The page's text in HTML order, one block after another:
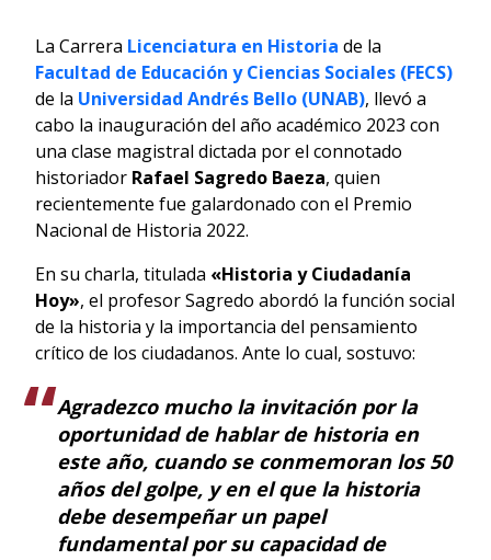
La Carrera Licenciatura en Historia de la
Facultad de Educación y Ciencias Sociales (FECS)
de la Universidad Andrés Bello (UNAB), llevó a
cabo la inauguración del año académico 2023 con
una clase magistral dictada por el connotado
historiador Rafael Sagredo Baeza, quien
recientemente fue galardonado con el Premio
Nacional de Historia 2022.
En su charla, titulada «Historia y Ciudadanía
Hoy», el profesor Sagredo abordó la función social
de la historia y la importancia del pensamiento
crítico de los ciudadanos. Ante lo cual, sostuvo:
Agradezco mucho la invitación por la
oportunidad de hablar de historia en
este año, cuando se conmemoran los 50
años del golpe, y en el que la historia
debe desempeñar un papel
fundamental por su capacidad de